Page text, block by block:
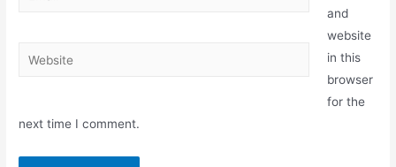
and
website
in this
browser
for the
next time I comment.